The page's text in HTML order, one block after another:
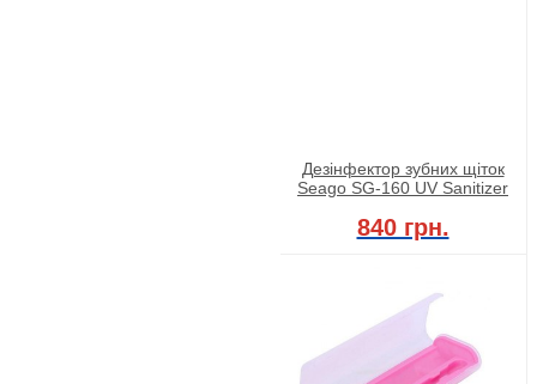
Дезінфектор зубних щіток
Seago SG-160 UV Sanitizer
840 грн.